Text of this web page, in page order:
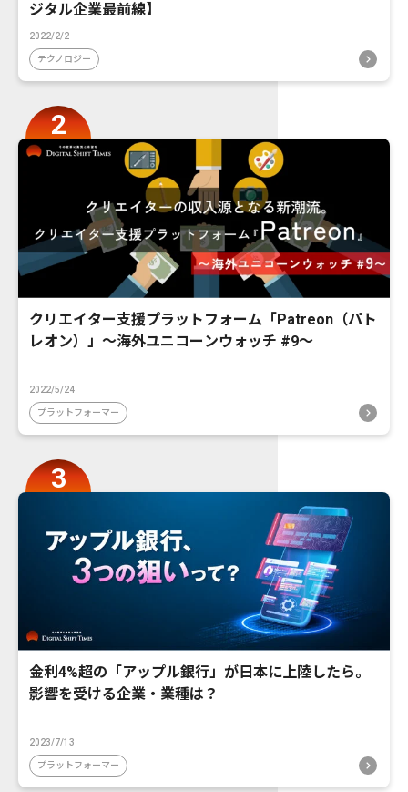
ジタル企業最前線】
2022/2/2
テクノロジー
クリエイター支援プラットフォーム「Patreon（パト
レオン）」〜海外ユニコーンウォッチ #9〜
2022/5/24
プラットフォーマー
金利4%超の「アップル銀行」が日本に上陸したら。
影響を受ける企業・業種は？
2023/7/13
プラットフォーマー